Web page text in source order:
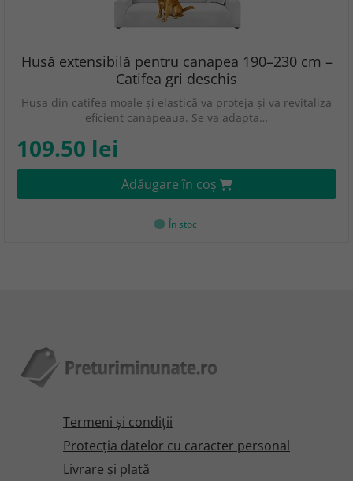
Husă extensibilă pentru canapea 190–230 cm –
Catifea gri deschis
Husa din catifea moale și elastică va proteja și va revitaliza
eficient canapeaua. Se va adapta…
109.50 lei
Adăugare în coş
În stoc
Termeni şi condiţii
Protecţia datelor cu caracter personal
Livrare și plată